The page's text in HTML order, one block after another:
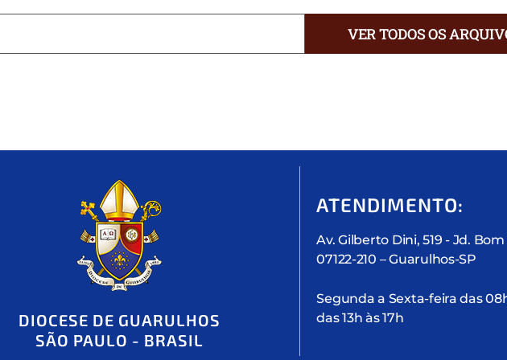
VER TODOS OS
DIOCESE DE GUARULHOS
SÃO PAULO - BRASIL
ATENDIMENTO:
Av. Gilberto Dini, 519 - Jd.
07122-210 – Guarulhos-SP
Segunda a Sexta-feira das
das 13h às 17h